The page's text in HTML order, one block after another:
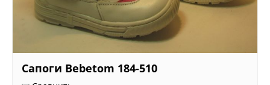
Сапоги Bebetom 184-510